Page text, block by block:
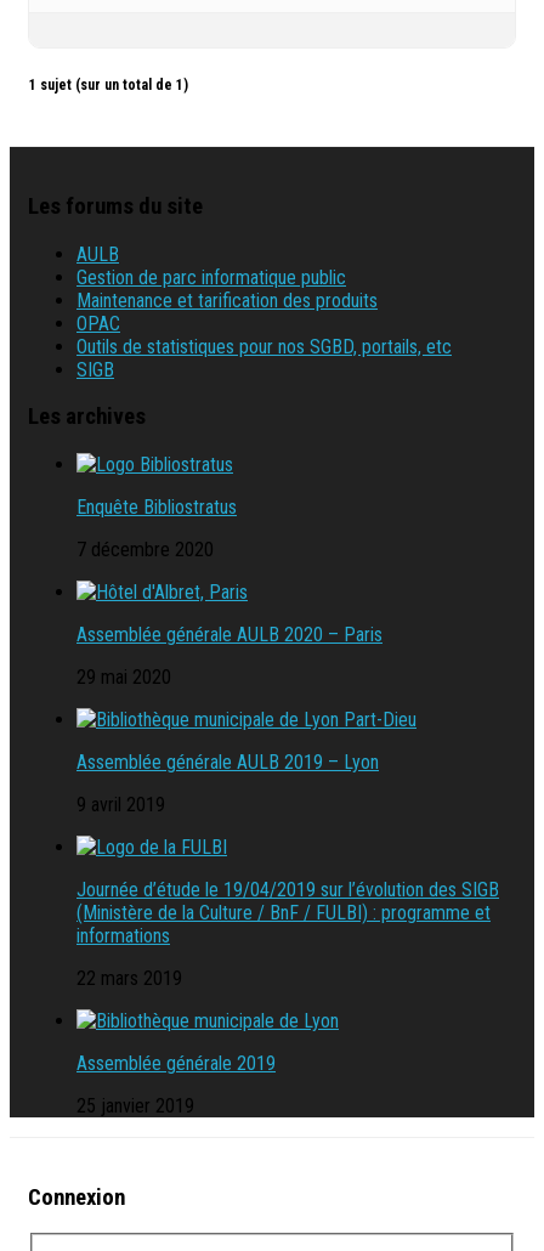
1 sujet (sur un total de 1)
Les forums du site
AULB
Gestion de parc informatique public
Maintenance et tarification des produits
OPAC
Outils de statistiques pour nos SGBD, portails, etc
SIGB
Les archives
Enquête Bibliostratus
7 décembre 2020
Assemblée générale AULB 2020 – Paris
29 mai 2020
Assemblée générale AULB 2019 – Lyon
9 avril 2019
Journée d’étude le 19/04/2019 sur l’évolution des SIGB
(Ministère de la Culture / BnF / FULBI) : programme et
informations
22 mars 2019
Assemblée générale 2019
25 janvier 2019
Connexion